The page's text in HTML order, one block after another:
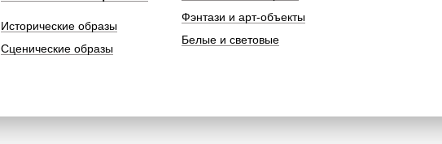
Фэнтази и арт-объекты
Белые и световые
Исторические образы
Сценические образы